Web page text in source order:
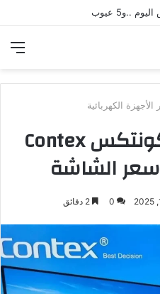
..و5 عيوب
الأجهزة الكهربائية
عيوب شاشات كونتكس Contex
0 2 دقائق